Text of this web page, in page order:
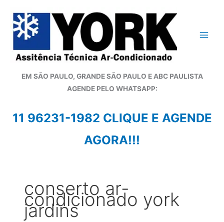
para
conteúdo
EM SÃO PAULO, GRANDE SÃO PAULO E ABC PAULISTA
AGENDE PELO WHATSAPP:
11 96231-1982 CLIQUE E AGENDE
AGORA!!!
conserto ar-
condicionado york
jardins